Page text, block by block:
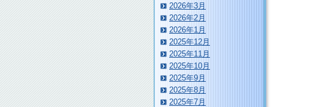
2026年3月
2026年2月
2026年1月
2025年12月
2025年11月
2025年10月
2025年9月
2025年8月
2025年7月